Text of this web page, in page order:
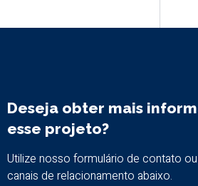
Deseja obter mais
esse projeto?
Utilize nosso formulário de contato
canais de relacionamento abaixo.